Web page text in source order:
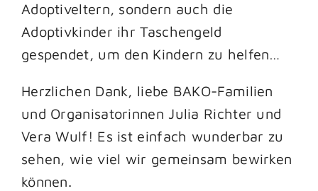
Adoptiveltern, sondern auch die
Adoptivkinder ihr Taschengeld
gespendet, um den Kindern zu helfen…
Herzlichen Dank, liebe BAKO-Familien
und Organisatorinnen Julia Richter und
Vera Wulf! Es ist einfach wunderbar zu
sehen, wie viel wir gemeinsam bewirken
können.